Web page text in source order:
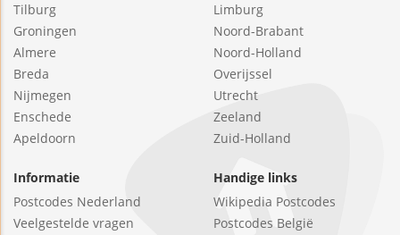
Tilburg
Groningen
Almere
Breda
Nijmegen
Enschede
Apeldoorn
Limburg
Noord-Brabant
Noord-Holland
Overijssel
Utrecht
Zeeland
Zuid-Holland
Informatie
Postcodes Nederland
Veelgestelde vragen
Handige links
Wikipedia Postcodes
Postcodes België